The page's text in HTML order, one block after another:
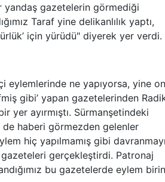
yandaş gazetelerin görmediği
Taraf yine delikanlılık yaptı,
için yürüdü" diyerek yer verdi.
ne yapıyorsa, yine
gibi’ yapan gazetelerinden
yer ayırmıştı. Sürmanşetindeki
de haberi görmezden gelenler
hiç yapılmamış gibi davranmayı
gazeteleri gerçekleştirdi. Patronaj
bu gazetelerde eylem